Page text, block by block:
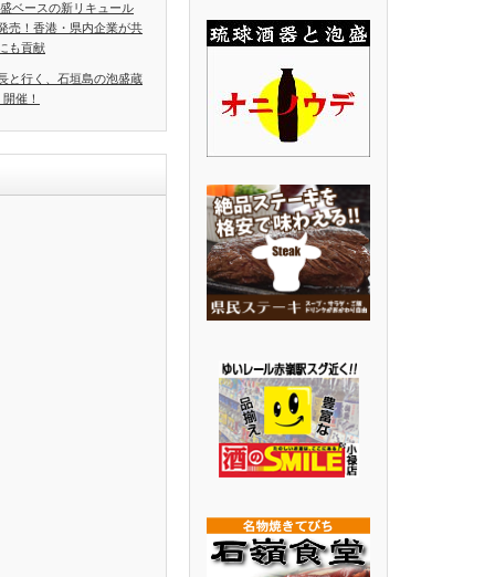
ベースの新リキュール
売！香港・県内企業が共
も貢献
と行く、石垣島の泡盛蔵
催！